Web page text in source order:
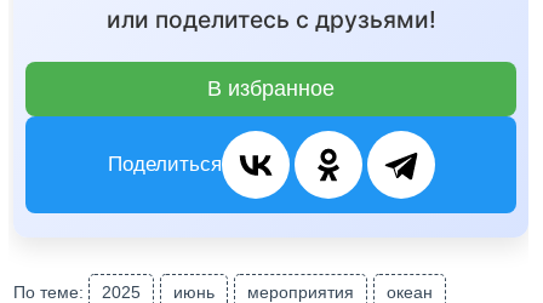
или поделитесь с друзьями!
В избранное
Поделиться
По теме: 2025 июнь мероприятия океан